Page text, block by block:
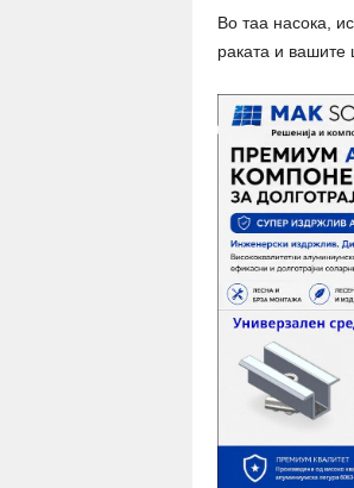
Во таа насока,
раката и вашите